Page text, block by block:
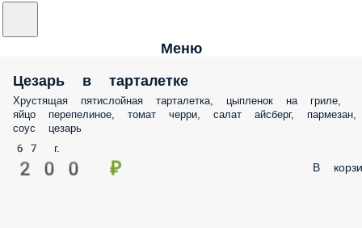
Меню
Цезарь в тарталетке
Хрустящая пятислойная тарталетка, цыпленок на гриле,
яйцо перепелиное, томат черри, салат айсберг, пармезан,
соус цезарь
67 г.
200 ₽ В